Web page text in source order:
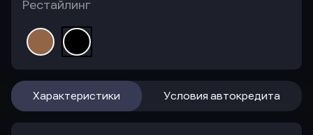
Рестайлинг
Характеристики Условия автокредита